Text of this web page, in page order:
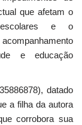
que afetam o
escolares e o
e educação
datado
a filha da autora
corrobora sua